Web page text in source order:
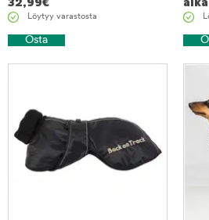
32,99€
Löytyy varastosta
Osta